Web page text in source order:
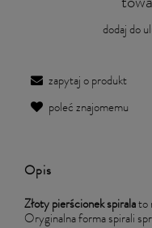
dodaj do
zapytaj o produkt
poleć znajomemu
Opis
Złoty pierścionek spirala to
Oryginalna forma spirali